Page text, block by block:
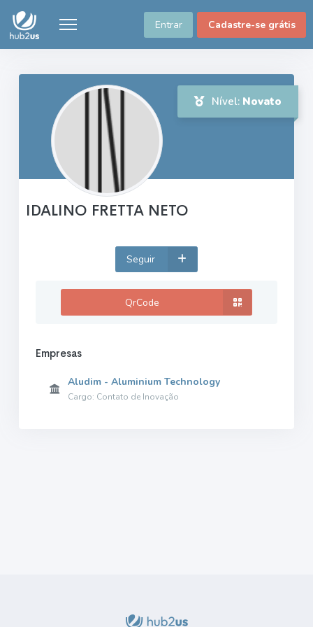
Entrar Cadastre-se grátis
Nível: Novato
IDALINO FRETTA NETO
Seguir
QrCode
Empresas
Aludim - Aluminium Technology
Cargo: Contato de Inovação